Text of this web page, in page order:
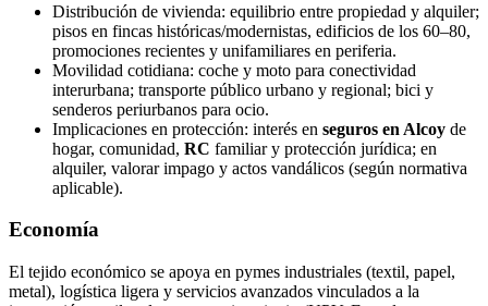
Distribución de vivienda: equilibrio entre propiedad y alquiler;
pisos en fincas históricas/modernistas, edificios de los 60–80,
promociones recientes y unifamiliares en periferia.
Movilidad cotidiana: coche y moto para conectividad
interurbana; transporte público urbano y regional; bici y
senderos periurbanos para ocio.
Implicaciones en protección: interés en seguros en Alcoy de
hogar, comunidad, RC familiar y protección jurídica; en
alquiler, valorar impago y actos vandálicos (según normativa
aplicable).
Economía
El tejido económico se apoya en pymes industriales (textil, papel,
metal), logística ligera y servicios avanzados vinculados a la